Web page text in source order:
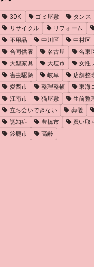
3DK ゴミ屋敷 タンス
リサイクル
リフォーム
不用品
中川区 中村区
合同供養
名古屋 名東
大型家具
大垣市 女性
害虫駆除
岐阜 店舗整
愛西市
整理整頓 東海
江南市
猫屋敷 生前整
立ち会いできない
葬儀
認知症
豊橋市 買い取
鈴鹿市
高齢